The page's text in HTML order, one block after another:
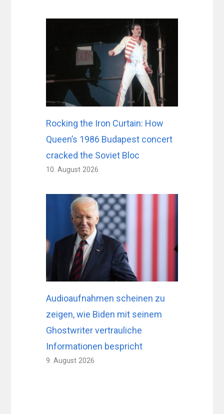
Rocking the Iron Curtain: How
Queen’s 1986 Budapest concert
cracked the Soviet Bloc
10. August 2026
Audioaufnahmen scheinen zu
zeigen, wie Biden mit seinem
Ghostwriter vertrauliche
Informationen bespricht
9. August 2026